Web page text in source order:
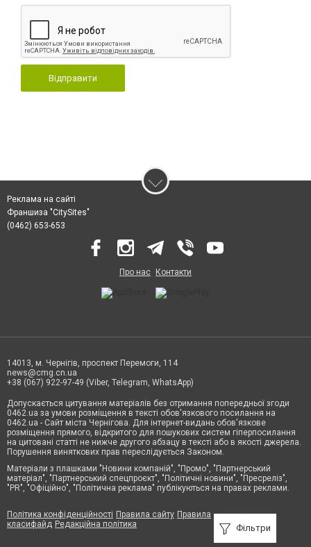
Відправити
Фільтри
Реклама на сайті
Франшиза "CitySites"
(0462) 653-653
Про нас Контакти
14013, м. Чернігів, проспект Перемоги, 114
news@cmg.cn.ua
+38 (067) 922-97-49 (Viber, Telegram, WhatsApp)
Допускається цитування матеріалів без отримання попередньої згоди
0462.ua за умови розміщення в тексті обов'язкового посилання на
0462.ua - Сайт міста Чернігова. Для інтернет-видань обов'язкове
розміщення прямого, відкритого для пошукових систем гіперпосилання
на цитовані статті не нижче другого абзацу в тексті або в якості джерела.
Порушення виняткових прав переслідується Законом.
Матеріали з плашками "Новини компаній", "Промо", "Партнерський
матеріал", "Партнерський спецпроєкт", "Політичні новини", "Пресреліз",
"PR", "Офіційно", "Політична реклама" публікуються на правах реклами.
Політика конфіденційності Правила сайту Правила
класифайд Редакційна політика